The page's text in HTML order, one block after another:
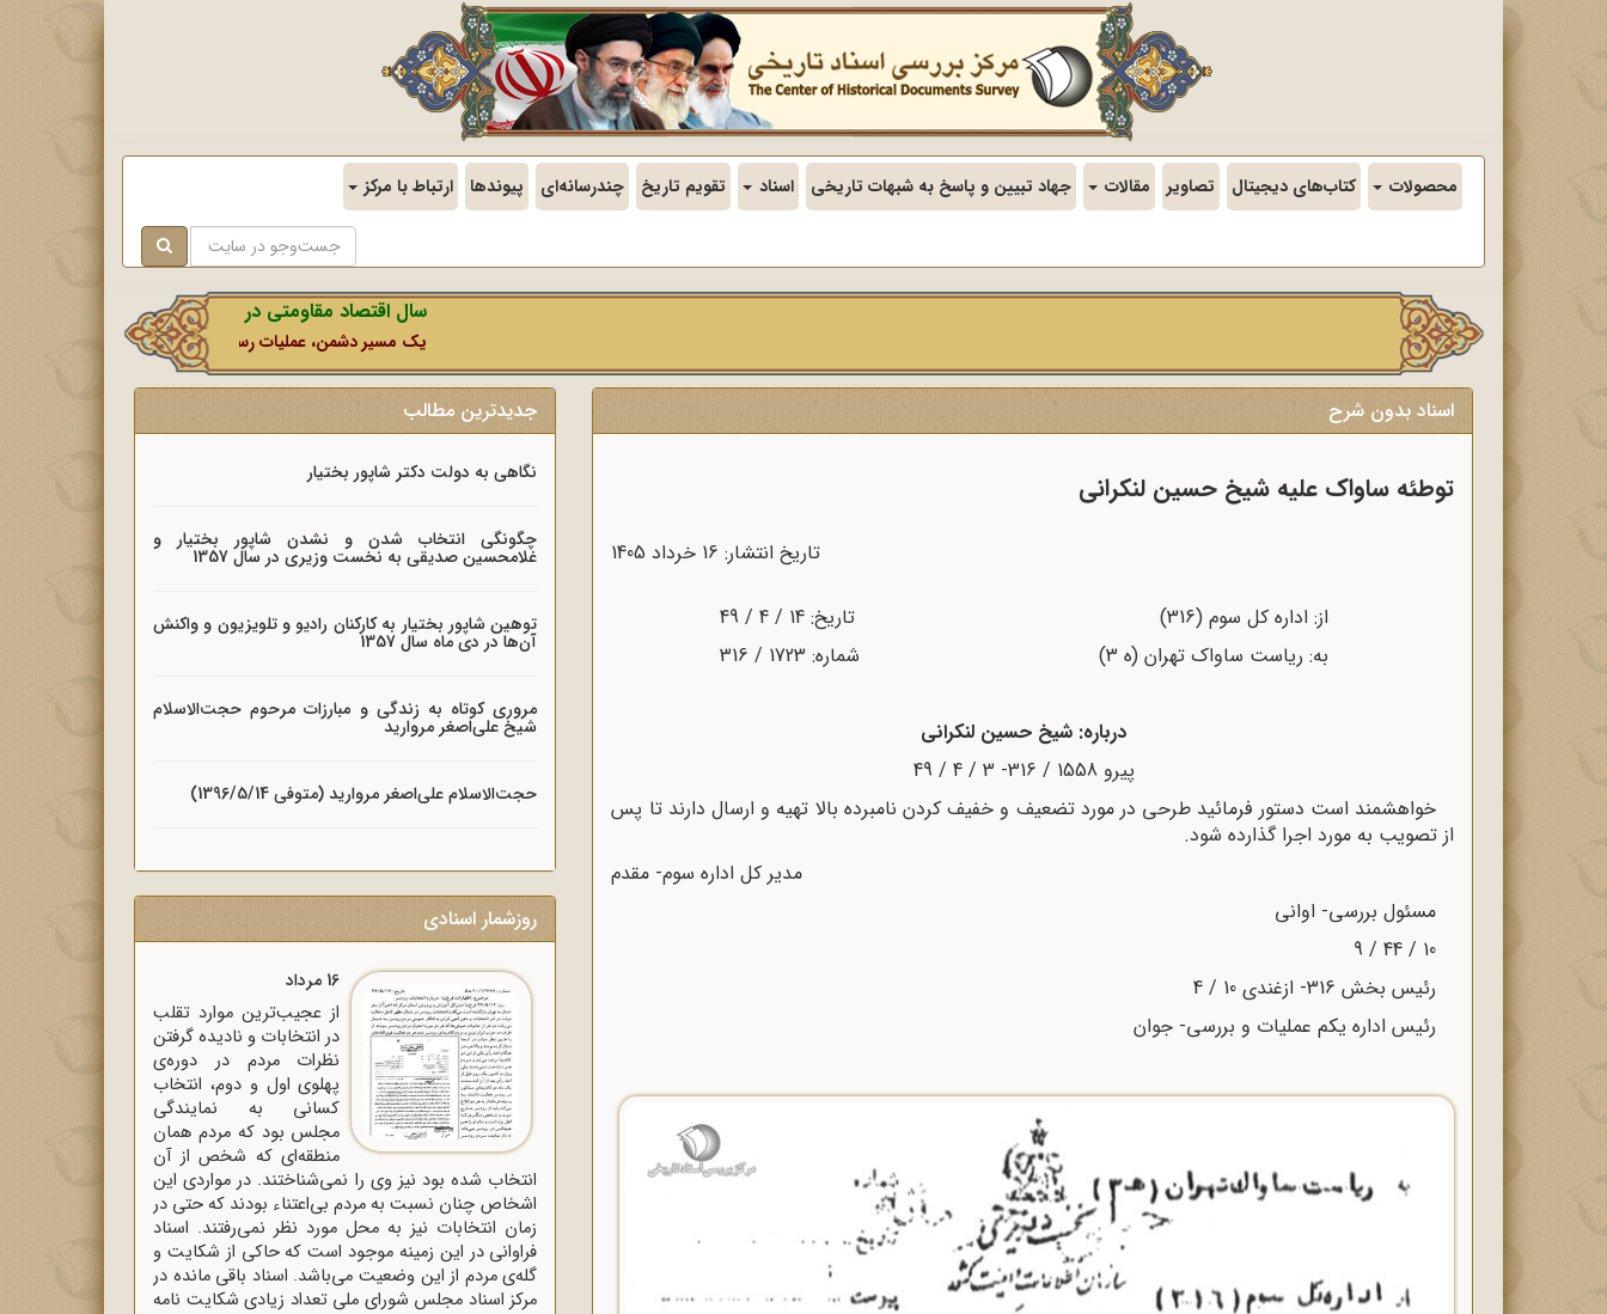
محصولات کتاب‌های دیجیتال تصاویر مقالات جهاد تبیین و پاسخ به شبهات تاریخی اسناد تقویم تاریخ چندرسانه‌ای پیوندها ارتباط با مرکز
سال اقتصاد مقاومتی در سایه وحدت ملی و امنیت ملی.
یک مسیر دشمن، عملیات رسانه‌ای او است که در این ایام بطور
اسناد بدون شرح
توطئه ساواک علیه شیخ حسین لنکرانی
تاریخ انتشار: 16 خرداد 1405
از: اداره کل سوم (316) تاریخ: 14 / 4 / 49
به: ریاست ساواک تهران (ه‌ ‌3) شماره: 1723 / 316
درباره: شیخ حسین لنکرانی
پیرو 1558 / 316- 3 / 4 / 49
خواهشمند است دستور فرمائید طرحی در مورد تضعیف و خفیف کردن نامبرده بالا تهیه و ارسال دارند تا پس
از تصویب به مورد اجرا گذارده شود.
مدیر کل اداره سوم- مقدم
مسئول بررسی- اوانی
10 / 44 / 9
رئیس بخش 316- ازغندی 10 / 4
رئیس اداره یکم عملیات و بررسی- جوان
جدیدترین مطالب
نگاهی به دولت دکتر شاپور بختیار
چگونگی انتخاب شدن و نشدن شاپور بختیار و
غلامحسین صدیقی به نخست وزیری در سال 1357
توهین شاپور بختیار به کارکنان رادیو و تلویزیون و واکنش
آن‌ها در دی ماه سال 1357
مروری کوتاه به زندگی و مبارزات مرحوم حجت‌الاسلام
شیخ علی‌اصغر مروارید
حجت‌الاسلام علی‌اصغر مروارید (متوفی 1396/5/14)
روزشمار اسنادی
16 مرداد
از عجیب‌ترین موارد تقلب
در انتخابات و نادیده گرفتن
نظرات مردم در دوره‌ی
پهلوی اول و دوم، انتخاب
کسانی به نمایندگی
مجلس بود که مردم همان
منطقه‌ای که شخص از آن
انتخاب شده بود نیز وی را نمی‌شناختند. در مواردی این
اشخاص چنان نسبت به مردم بی‌اعتناء بودند که حتی در
زمان انتخابات نیز به محل مورد نظر نمی‌رفتند. اسناد
فراوانی در این زمینه موجود است که حاکی از شکایت و
گله‌ی مردم از این وضعیت می‌باشد. اسناد باقی مانده در
مرکز اسناد مجلس شورای ملی تعداد زیادی شکایت نامه